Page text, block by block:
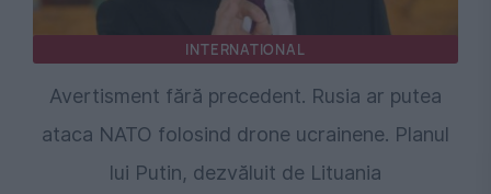
INTERNATIONAL
Avertisment fără precedent. Rusia ar putea
ataca NATO folosind drone ucrainene. Planul
lui Putin, dezvăluit de Lituania